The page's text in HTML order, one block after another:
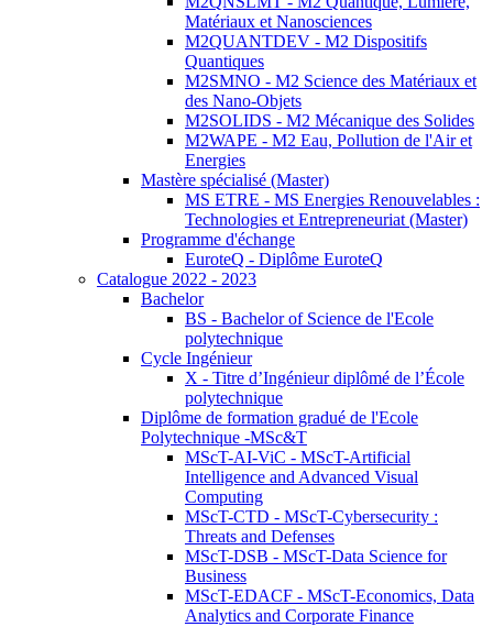
Matériaux et Nanosciences
M2QUANTDEV - M2 Dispositifs
Quantiques
M2SMNO - M2 Science des Matériaux et
des Nano-Objets
M2SOLIDS - M2 Mécanique des Solides
M2WAPE - M2 Eau, Pollution de l'Air et
Energies
Mastère spécialisé (Master)
MS ETRE - MS Energies Renouvelables :
Technologies et Entrepreneuriat (Master)
Programme d'échange
EuroteQ - Diplôme EuroteQ
Catalogue 2022 - 2023
Bachelor
BS - Bachelor of Science de l'Ecole
polytechnique
Cycle Ingénieur
X - Titre d’Ingénieur diplômé de l’École
polytechnique
Diplôme de formation gradué de l'Ecole
Polytechnique -MSc&T
MScT-AI-ViC - MScT-Artificial
Intelligence and Advanced Visual
Computing
MScT-CTD - MScT-Cybersecurity :
Threats and Defenses
MScT-DSB - MScT-Data Science for
Business
MScT-EDACF - MScT-Economics, Data
Analytics and Corporate Finance